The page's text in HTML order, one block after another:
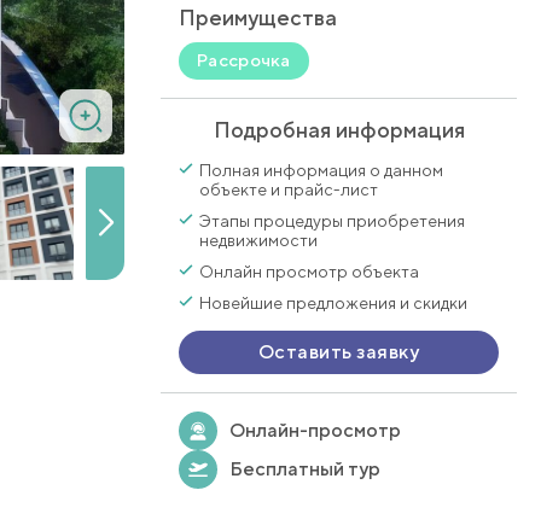
Преимущества
Рассрочка
Подробная информация
Полная информация о данном
объекте и прайс-лист
Этапы процедуры приобретения
недвижимости
Онлайн просмотр объекта
Новейшие предложения и скидки
Оставить заявку
Онлайн-просмотр
Бесплатный тур